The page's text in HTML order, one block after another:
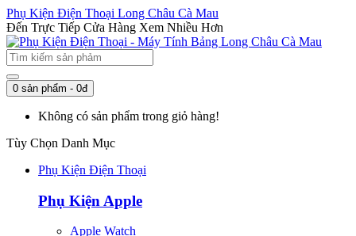
Phụ Kiện Điện Thoại Long Châu Cà Mau
Đến Trực Tiếp Cửa Hàng Xem Nhiều Hơn
0 sản phẩm - 0đ
Không có sản phẩm trong giỏ hàng!
Tùy Chọn Danh Mục
Phụ Kiện Điện Thoại
Phụ Kiện Apple
Apple Watch